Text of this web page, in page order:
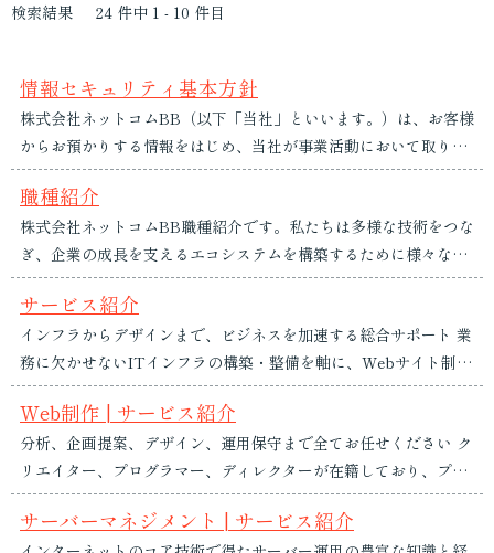
検索結果 24 件中 1 - 10 件目
情報セキュリティ基本方針
株式会社ネットコムBB（以下「当社」といいます。）は、お客様
からお預かりする情報をはじめ、当社が事業活動において取り扱
うすべての情報資産を重要な経営資産と位置づけます。当社は、
情報資産の適切な保護が事業継続、サービス品質、お客様および
社会からの信頼の基盤であることを認識し、ここに情報セキュリ
ティ基本方針を定め、役員および従業員が一体となってその実現
に取り組みます。 1.基本理念 当社は、...
職種紹介
株式会社ネットコムBB職種紹介です。私たちは多様な技術をつな
ぎ、企業の成長を支えるエコシステムを構築するために様々な職
種に支えられています。 職種紹介 Work 営業 プログラマー ネッ
トワークエンジニア デザイナー 管理 社員インタビュー 営業 営業
主な業務 新規顧客開拓 既存顧客フォロー 提案書・見積書作成 社
内連携・調整業務 売上・進捗管理 営業の仕事のやり...
サービス紹介
インフラからデザインまで、ビジネスを加速する総合サポート 業
務に欠かせないITインフラの構築・整備を軸に、Webサイト制作
やDTPデザインなど、情報発信力を高めるクリエイティブサービ
スも展開。技術と表現の両面から、お客様のビジネスを力強くサ
ポートします。 事業一覧 ソリューション事例 プロダクト・実績
事業一覧 ネットワーク構築 企業の通信インフラを支える、安
心・安全なネ...
Web制作 | サービス紹介
分析、企画提案、デザイン、運用保守まで全てお任せください ク
リエイター、プログラマー、ディレクターが在籍しており、プロ
フェッショナルな仕事でWebサイトの制作を行います。サービス
の周知や採用活動など、目的に応じてユーザー導線を設計し、お
サーバーマネジメント | サービス紹介